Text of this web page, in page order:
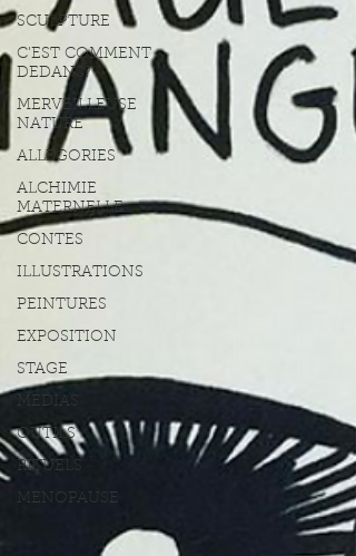
SCULPTURE
C'EST COMMENT
DEDANS?
MERVEILLEUSE
NATURE
ALLEGORIES
ALCHIMIE
MATERNELLE
CONTES
ILLUSTRATIONS
PEINTURES
EXPOSITION
STAGE
MEDIAS
OUTILS
RITUELS
MENOPAUSE